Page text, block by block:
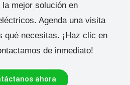
mejor solución en
Agenda una visita
qué necesitas. ¡Haz clic en
de inmediato!
ahora